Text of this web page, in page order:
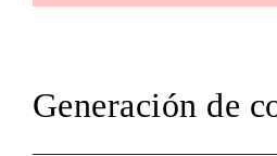
Generación de